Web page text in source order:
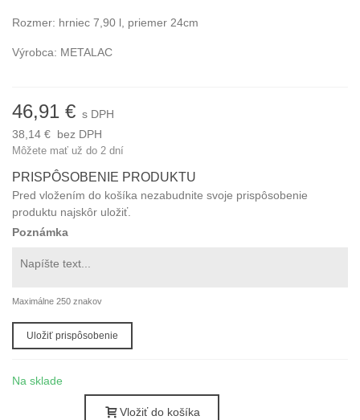
Rozmer: hrniec 7,90 l, priemer 24cm
Výrobca: METALAC
46,91 € s DPH
38,14 € bez DPH
Môžete mať už do 2 dní
PRISPÔSOBENIE PRODUKTU
Pred vložením do košíka nezabudnite svoje prispôsobenie
produktu najskôr uložiť.
Poznámka
Maximálne 250 znakov
Uložiť prispôsobenie
Na sklade
Vložiť do košíka